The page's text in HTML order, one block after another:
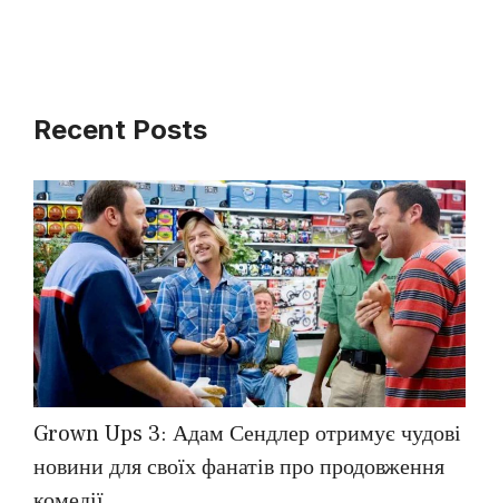
Recent Posts
Grown Ups 3: Адам Сендлер отримує чудові
новини для своїх фанатів про продовження